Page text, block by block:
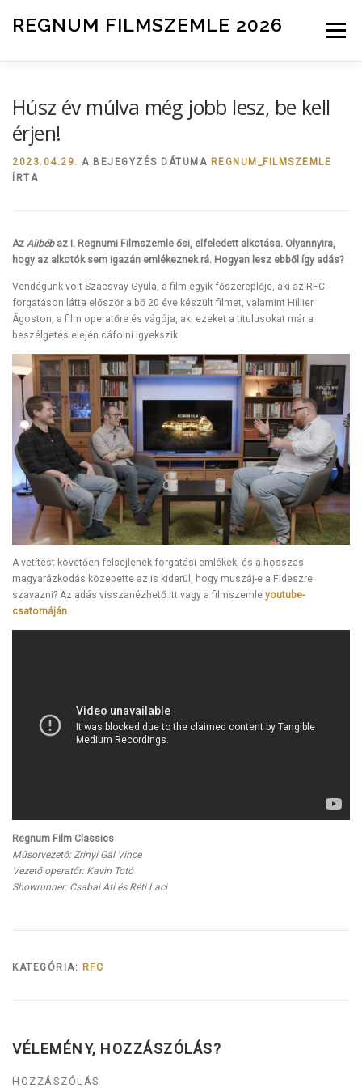
REGNUM FILMSZEMLE 2026 Menü
Húsz év múlva még jobb lesz, be kell
érjen!
2023.04.29. A BEJEGYZÉS DÁTUMA REGNUM_FILMSZEMLE
ÍRTA
Az Alibéb az I. Regnumi Filmszemle ősi, elfeledett alkotása. Olyannyira,
hogy az alkotók sem igazán emlékeznek rá. Hogyan lesz ebből így adás?
Vendégünk volt Szacsvay Gyula, a film egyik főszereplője, aki az RFC-
forgatáson látta először a bő 20 éve készült filmet, valamint Hillier
Ágoston, a film operatőre és vágója, aki ezeket a titulusokat már a
beszélgetés elején cáfolni igyekszik.
A vetítést követően felsejlenek forgatási emlékek, és a hosszas
magyarázkodás közepette az is kiderül, hogy muszáj-e a Fideszre
szavazni? Az adás visszanézhető itt vagy a filmszemle youtube-
csatornáján.
Regnum Film Classics
Műsorvezető: Zrinyi Gál Vince
Vezető operatőr: Kavin Totó
Showrunner: Csabai Ati és Réti Laci
KATEGÓRIA: RFC
VÉLEMÉNY, HOZZÁSZÓLÁS?
HOZZÁSZÓLÁS